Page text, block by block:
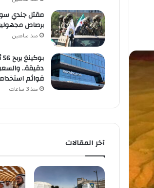
مقتل جندي
برصاص
منذ ساعتين
دقيقة..
قوائم
منذ 3 ساعات
آخر المقالات